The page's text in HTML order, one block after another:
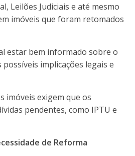
Leilões Judiciais e até mesmo
imóveis que foram retomados
estar bem informado sobre o
implicações legais e
imóveis exigem que os
pendentes, como IPTU e
de Reforma